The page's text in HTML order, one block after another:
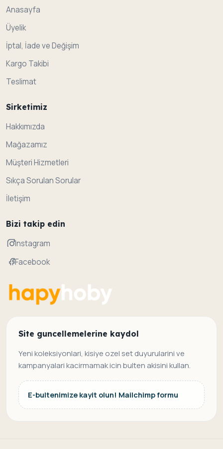
Anasayfa
Üyelik
İptal, İade ve Değişim
Kargo Takibi
Teslimat
Sirketimiz
Hakkımızda
Mağazamız
Müşteri Hizmetleri
Sıkça Sorulan Sorular
İletişim
Bizi takip edin
Instagram
Facebook
Site guncellemelerine kaydol
Yeni koleksiyonlari, kisiye ozel set duyurularini ve
kampanyalari kacirmamak icin bulten akisini kullan.
E-bultenimize kayit olun! Mailchimp formu